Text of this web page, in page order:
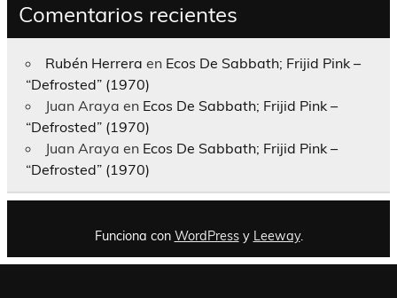
Comentarios recientes
Rubén Herrera en Ecos De Sabbath; Frijid Pink –
“Defrosted” (1970)
Juan Araya en Ecos De Sabbath; Frijid Pink –
“Defrosted” (1970)
Juan Araya en Ecos De Sabbath; Frijid Pink –
“Defrosted” (1970)
Funciona con WordPressy Leeway.